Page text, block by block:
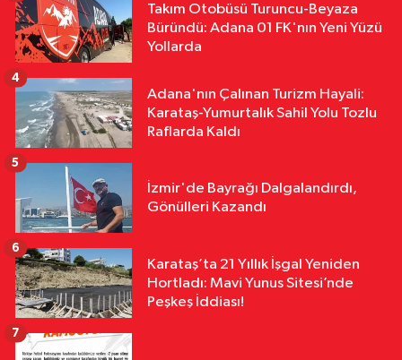
Ekonomi
10:51Şevkin’den Çukurova Çiftçisi
Takım Otobüsü Turuncu-Beyaza
Büründü: Adana 01 FK'nın Yeni Yüzü
Yollarda
Adana'nın Çalınan Turizm Hayali:
Karataş-Yumurtalık Sahil Yolu Tozlu
Raflarda Kaldı
4
İzmir'de Bayrağı Dalgalandırdı,
Gönülleri Kazandı
5
Karataş’ta 21 Yıllık İşgal Yeniden
Hortladı: Mavi Yunus Sitesi’nde
Peşkeş İddiası!
6
7